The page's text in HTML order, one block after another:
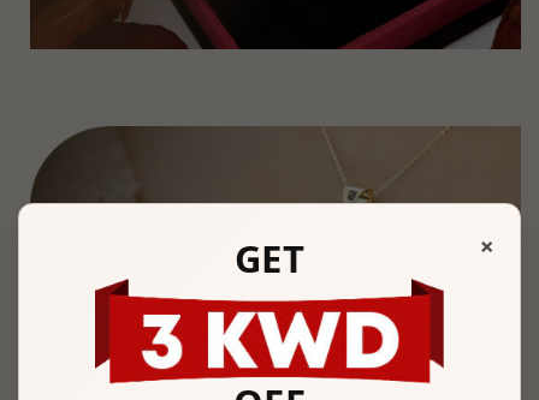
×
GET